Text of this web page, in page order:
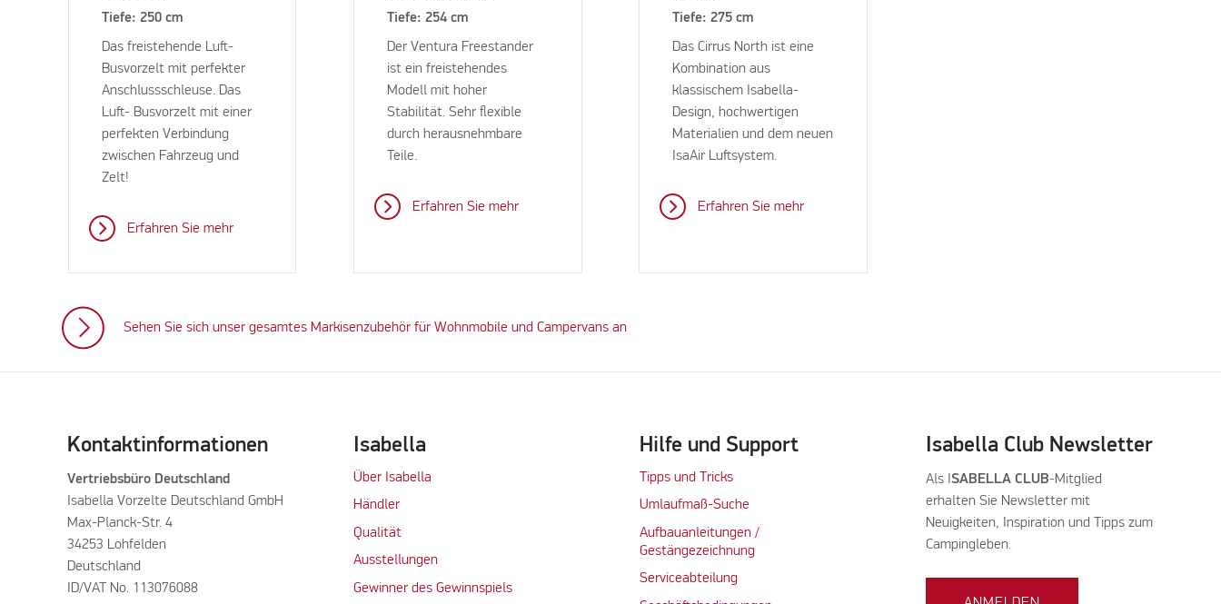
Tiefe: 250 cm
Das freistehende Luft-
Busvorzelt mit perfekter
Anschlussschleuse. Das
Luft- Busvorzelt mit einer
perfekten Verbindung
zwischen Fahrzeug und
Zelt!
Erfahren Sie mehr
Tiefe: 254 cm
Der Ventura Freestander
ist ein freistehendes
Modell mit hoher
Stabilität. Sehr flexible
durch herausnehmbare
Teile.
Erfahren Sie mehr
Tiefe: 275 cm
Das Cirrus North ist eine
Kombination aus
klassischem Isabella-
Design, hochwertigen
Materialien und dem neuen
IsaAir Luftsystem.
Erfahren Sie mehr
Sehen Sie sich unser gesamtes Markisenzubehör für Wohnmobile und Campervans an
Kontaktinformationen
Vertriebsbüro Deutschland
Isabella Vorzelte Deutschland GmbH
Max-Planck-Str. 4
34253 Lohfelden
Deutschland
ID/VAT No. 113076088
Isabella
Über Isabella
Händler
Qualität
Ausstellungen
Gewinner des Gewinnspiels
Hilfe und Support
Tipps und Tricks
Umlaufmaß-Suche
Aufbauanleitungen /
Gestängezeichnung
Serviceabteilung
Isabella Club Newsletter
Als I SABELLA CLUB-Mitglied
erhalten Sie Newsletter mit
Neuigkeiten, Inspiration und Tipps zum
Campingleben.